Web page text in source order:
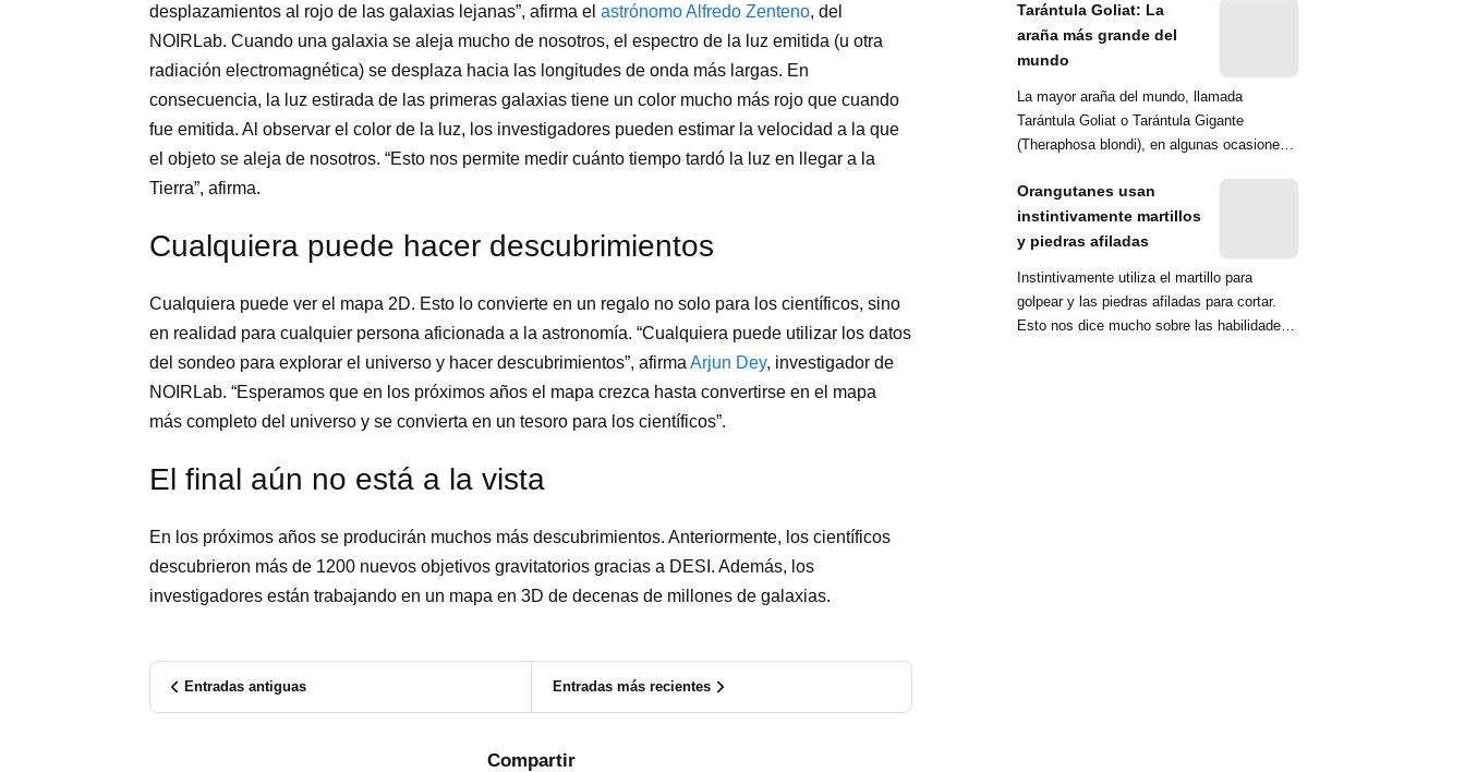
desplazamientos al rojo de las galaxias lejanas”, afirma el astrónomo Alfredo Zenteno, del
NOIRLab. Cuando una galaxia se aleja mucho de nosotros, el espectro de la luz emitida (u otra
radiación electromagnética) se desplaza hacia las longitudes de onda más largas. En
consecuencia, la luz estirada de las primeras galaxias tiene un color mucho más rojo que cuando
fue emitida. Al observar el color de la luz, los investigadores pueden estimar la velocidad a la que
el objeto se aleja de nosotros. “Esto nos permite medir cuánto tiempo tardó la luz en llegar a la
Tierra”, afirma.
Cualquiera puede hacer descubrimientos
Cualquiera puede ver el mapa 2D. Esto lo convierte en un regalo no solo para los científicos, sino
en realidad para cualquier persona aficionada a la astronomía. “Cualquiera puede utilizar los datos
del sondeo para explorar el universo y hacer descubrimientos”, afirma Arjun Dey, investigador de
NOIRLab. “Esperamos que en los próximos años el mapa crezca hasta convertirse en el mapa
más completo del universo y se convierta en un tesoro para los científicos”.
El final aún no está a la vista
En los próximos años se producirán muchos más descubrimientos. Anteriormente, los científicos
descubrieron más de 1200 nuevos objetivos gravitatorios gracias a DESI. Además, los
investigadores están trabajando en un mapa en 3D de decenas de millones de galaxias.
Entradas antiguas Entradas más recientes
Compartir
Tarántula Goliat: La
araña más grande del
mundo
La mayor araña del mundo, llamada
Tarántula Goliat o Tarántula Gigante
(Theraphosa blondi), en algunas ocasiones
Orangutanes usan
instintivamente martillos
y piedras afiladas
Instintivamente utiliza el martillo para
golpear y las piedras afiladas para cortar.
Esto nos dice mucho sobre las habilidades